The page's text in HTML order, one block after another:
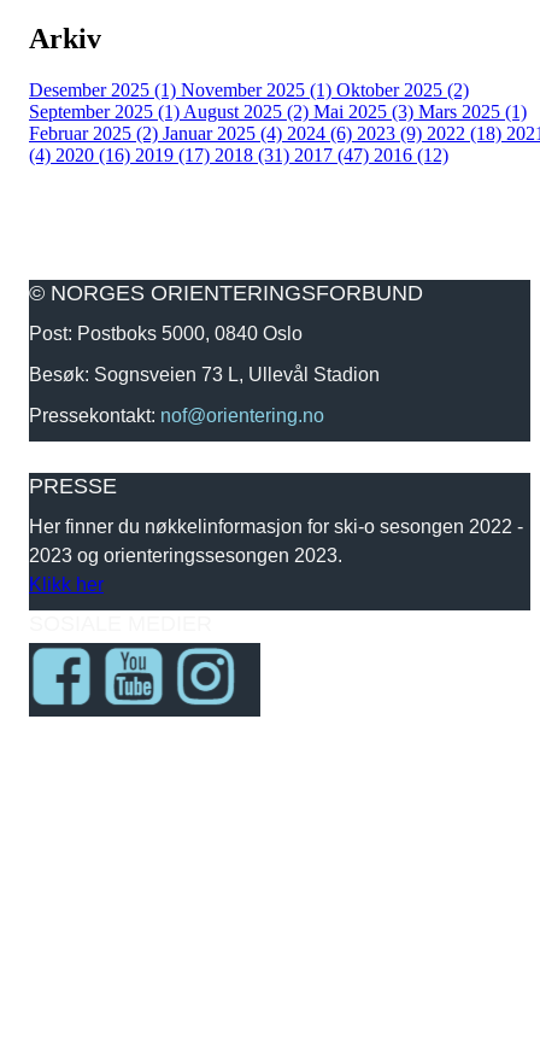
Arkiv
Desember 2025 (1) November 2025 (1) Oktober 2025 (2)
September 2025 (1) August 2025 (2) Mai 2025 (3) Mars 2025 (1)
Februar 2025 (2) Januar 2025 (4) 2024 (6) 2023 (9) 2022 (18)
(4) 2020 (16) 2019 (17) 2018 (31) 2017 (47) 2016 (12)
© NORGES ORIENTERINGSFORBUND
Post: Postboks 5000, 0840 Oslo
Besøk: Sognsveien 73 L, Ullevål Stadion
Pressekontakt: nof@orientering.no
PRESSE
Her finner du nøkkelinformasjon for ski-o sesongen 2022 -
2023 og orienteringssesongen 2023.
Klikk her